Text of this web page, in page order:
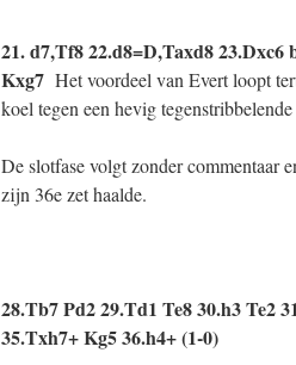
21. d7,Tf8 22.d8=D,Taxd8 23.Dxc6
Kxg7 Het voordeel van Evert loopt
koel tegen een hevig
De slotfase volgt zonder commentaar
zijn 36e zet haalde.
28.Tb7 Pd2 29.Td1 Te8 30.h3 Te2
35.Txh7+ Kg5 36.h4+ (1-0)